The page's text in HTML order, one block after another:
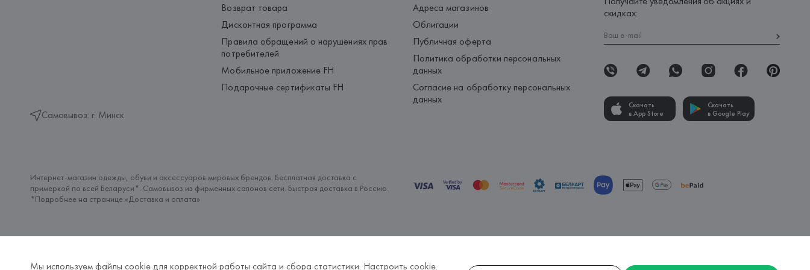
Самовывоз: г. Минск
Возврат товара
Дисконтная программа
Правила обращений о нарушениях прав
потребителей
Мобильное приложение FH
Подарочные сертификаты FH
Адреса магазинов
Облигации
Публичная оферта
Политика обработки персональных
данных
Согласие на обработку персональных
данных
скидках:
Скачать
в App Store
Скачать
в Google Play
Интернет-магазин одежды, обуви и аксессуаров мировых брендов. Бесплатная доставка с
примеркой по всей Беларуси*. Самовывоз из фирменных салонов сети. Быстрая доставка в Россию.
*Подробнее на странице «Доставка и оплата»
Мы используем файлы cookie для корректной работы сайта и сбора статистики. Настроить cookie.